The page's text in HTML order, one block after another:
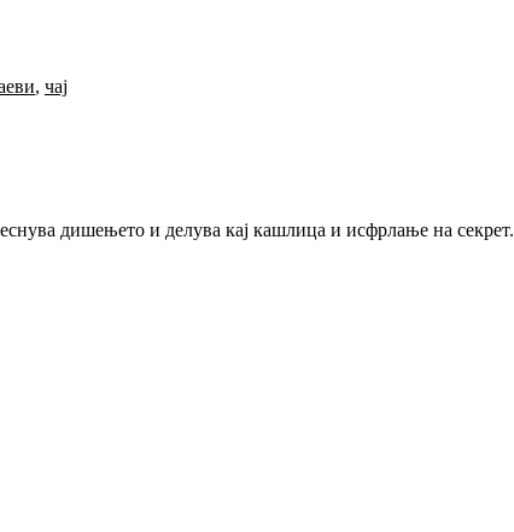
, чај
дишењето и делува кај кашлица и исфрлање на секрет.